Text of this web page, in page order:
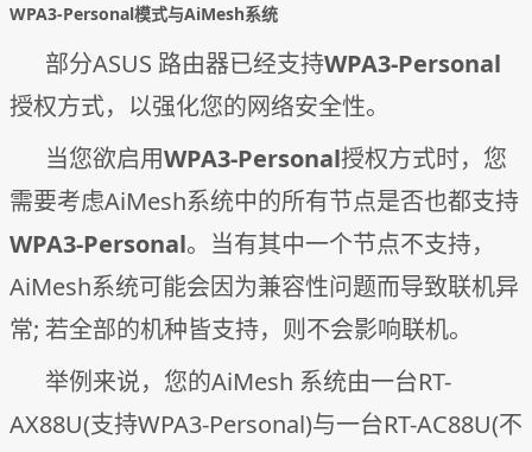
WPA3-Personal模式与AiMesh系统
部分ASUS 路由器已经支持WPA3-Personal
授权方式，以强化您的网络安全性。
当您欲启用WPA3-Personal授权方式时，您
需要考虑AiMesh系统中的所有节点是否也都支持
WPA3-Personal。当有其中一个节点不支持，
AiMesh系统可能会因为兼容性问题而导致联机异
常; 若全部的机种皆支持，则不会影响联机。
举例来说，您的AiMesh 系统由一台RT-
AX88U(支持WPA3-Personal)与一台RT-AC88U(不